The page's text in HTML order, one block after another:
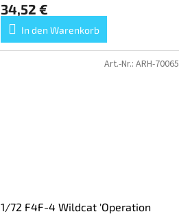
34,52 €
In den Warenkorb
1/72 F4F-4 Wildcat 'Operation
Art.-Nr.: ARH-70065